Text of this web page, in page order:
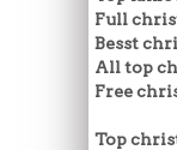
Full
Besst
All top
Free
Top